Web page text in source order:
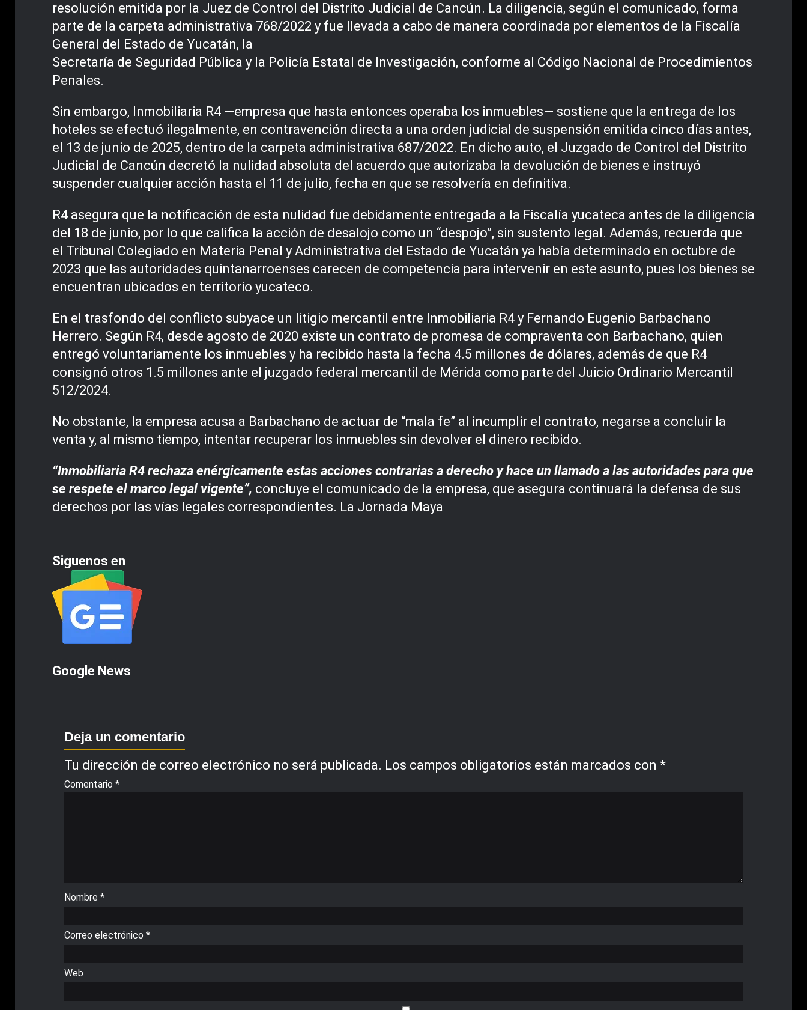
resolución emitida por la Juez de Control del Distrito Judicial de Cancún. La diligencia, según el comunicado, forma
parte de la carpeta administrativa 768/2022 y fue llevada a cabo de manera coordinada por elementos de la Fiscalía
General del Estado de Yucatán, la
Secretaría de Seguridad Pública y la Policía Estatal de Investigación, conforme al Código Nacional de Procedimientos
Penales.
Sin embargo, Inmobiliaria R4 —empresa que hasta entonces operaba los inmuebles— sostiene que la entrega de los
hoteles se efectuó ilegalmente, en contravención directa a una orden judicial de suspensión emitida cinco días antes,
el 13 de junio de 2025, dentro de la carpeta administrativa 687/2022. En dicho auto, el Juzgado de Control del Distrito
Judicial de Cancún decretó la nulidad absoluta del acuerdo que autorizaba la devolución de bienes e instruyó
suspender cualquier acción hasta el 11 de julio, fecha en que se resolvería en definitiva.
R4 asegura que la notificación de esta nulidad fue debidamente entregada a la Fiscalía yucateca antes de la diligencia
del 18 de junio, por lo que califica la acción de desalojo como un “despojo”, sin sustento legal. Además, recuerda que
el Tribunal Colegiado en Materia Penal y Administrativa del Estado de Yucatán ya había determinado en octubre de
2023 que las autoridades quintanarroenses carecen de competencia para intervenir en este asunto, pues los bienes se
encuentran ubicados en territorio yucateco.
En el trasfondo del conflicto subyace un litigio mercantil entre Inmobiliaria R4 y Fernando Eugenio Barbachano
Herrero. Según R4, desde agosto de 2020 existe un contrato de promesa de compraventa con Barbachano, quien
entregó voluntariamente los inmuebles y ha recibido hasta la fecha 4.5 millones de dólares, además de que R4
consignó otros 1.5 millones ante el juzgado federal mercantil de Mérida como parte del Juicio Ordinario Mercantil
512/2024.
No obstante, la empresa acusa a Barbachano de actuar de “mala fe” al incumplir el contrato, negarse a concluir la
venta y, al mismo tiempo, intentar recuperar los inmuebles sin devolver el dinero recibido.
“Inmobiliaria R4 rechaza enérgicamente estas acciones contrarias a derecho y hace un llamado a las autoridades para que
se respete el marco legal vigente”, concluye el comunicado de la empresa, que asegura continuará la defensa de sus
derechos por las vías legales correspondientes. La Jornada Maya
Siguenos en
Google News
Deja un comentario
Tu dirección de correo electrónico no será publicada. Los campos obligatorios están marcados con *
Comentario *
Nombre *
Correo electrónico *
Web